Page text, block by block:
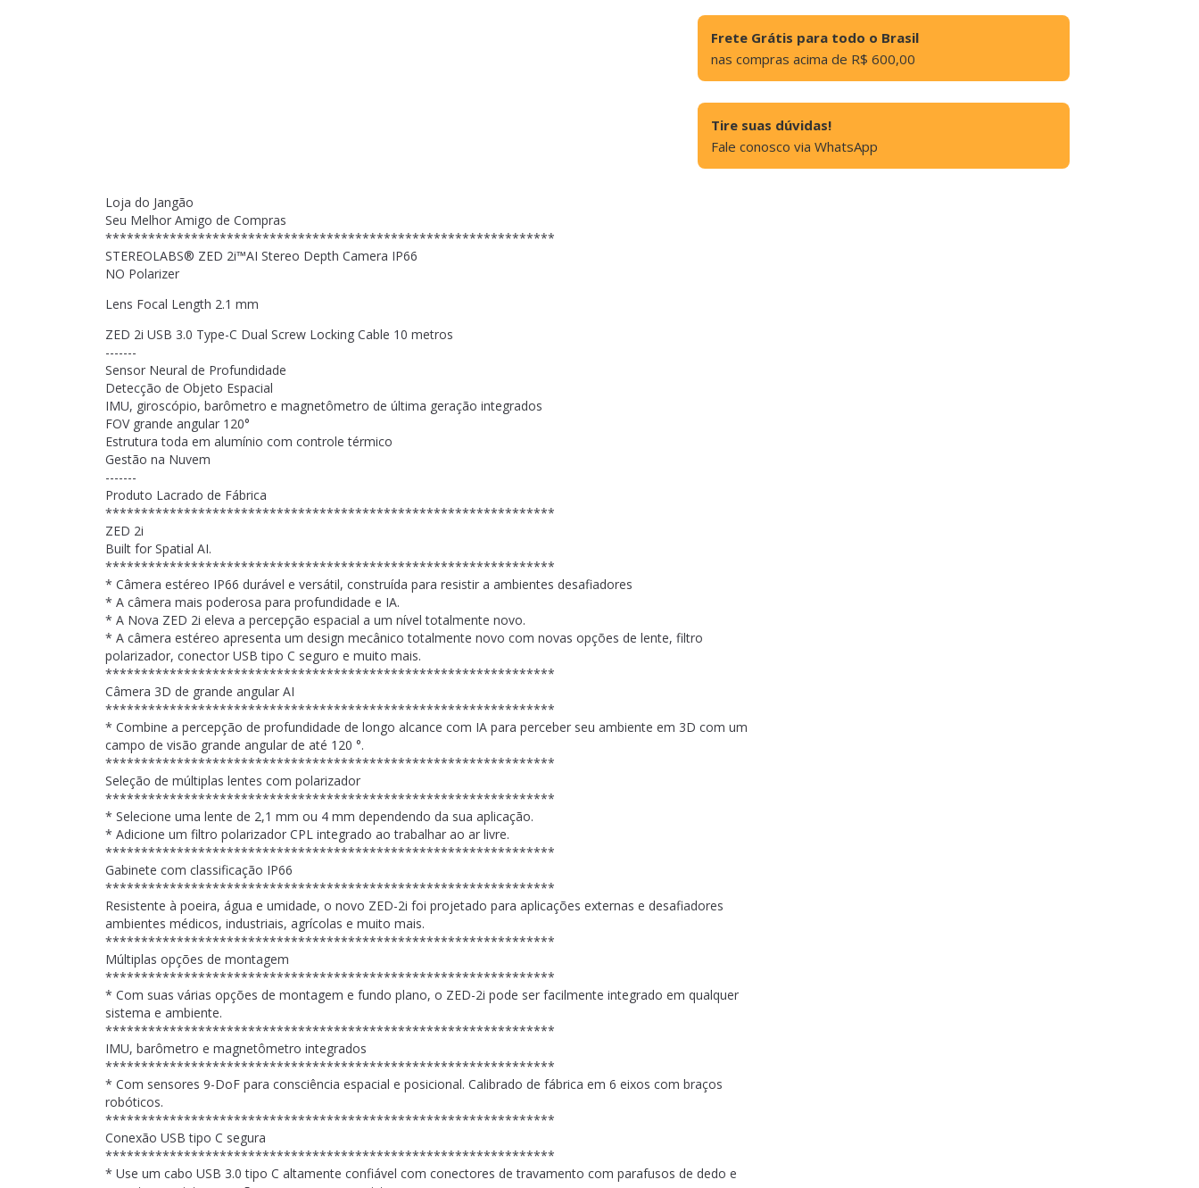
Frete Grátis para todo o Brasil
nas compras acima de R$ 600,00
Tire suas dúvidas!
Fale conosco via WhatsApp
Loja do Jangão
Seu Melhor Amigo de Compras
***************************************************************
STEREOLABS® ZED 2i™AI Stereo Depth Camera IP66
NO Polarizer
Lens Focal Length 2.1 mm
ZED 2i USB 3.0 Type-C Dual Screw Locking Cable 10 metros
-------
Sensor Neural de Profundidade
Detecção de Objeto Espacial
IMU, giroscópio, barômetro e magnetômetro de última geração integrados
FOV grande angular 120°
Estrutura toda em alumínio com controle térmico
Gestão na Nuvem
-------
Produto Lacrado de Fábrica
***************************************************************
ZED 2i
Built for Spatial AI.
***************************************************************
* Câmera estéreo IP66 durável e versátil, construída para resistir a ambientes desafiadores
* A câmera mais poderosa para profundidade e IA.
* A Nova ZED 2i eleva a percepção espacial a um nível totalmente novo.
* A câmera estéreo apresenta um design mecânico totalmente novo com novas opções de lente, filtro
polarizador, conector USB tipo C seguro e muito mais.
***************************************************************
Câmera 3D de grande angular AI
***************************************************************
* Combine a percepção de profundidade de longo alcance com IA para perceber seu ambiente em 3D com um
campo de visão grande angular de até 120 °.
***************************************************************
Seleção de múltiplas lentes com polarizador
***************************************************************
* Selecione uma lente de 2,1 mm ou 4 mm dependendo da sua aplicação.
* Adicione um filtro polarizador CPL integrado ao trabalhar ao ar livre.
***************************************************************
Gabinete com classificação IP66
***************************************************************
Resistente à poeira, água e umidade, o novo ZED-2i foi projetado para aplicações externas e desafiadores
ambientes médicos, industriais, agrícolas e muito mais.
***************************************************************
Múltiplas opções de montagem
***************************************************************
* Com suas várias opções de montagem e fundo plano, o ZED-2i pode ser facilmente integrado em qualquer
sistema e ambiente.
***************************************************************
IMU, barômetro e magnetômetro integrados
***************************************************************
* Com sensores 9-DoF para consciência espacial e posicional. Calibrado de fábrica em 6 eixos com braços
robóticos.
***************************************************************
Conexão USB tipo C segura
***************************************************************
* Use um cabo USB 3.0 tipo C altamente confiável com conectores de travamento com parafusos de dedo e